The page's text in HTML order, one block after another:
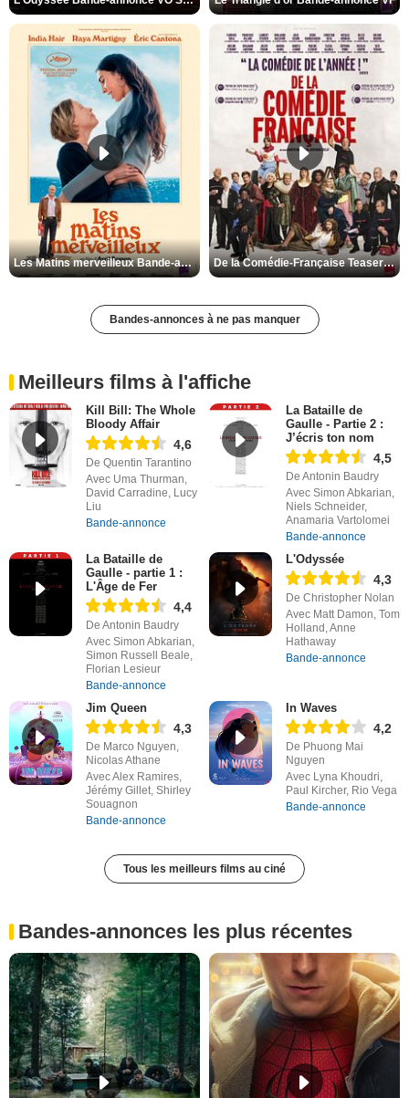
Les Matins merveilleux Bande-annonce VF De la Comédie-Française Teaser VF
Bandes-annonces à ne pas manquer
Meilleurs films à l'affiche
Kill Bill: The Whole
Bloody Affair
4,6
De Quentin Tarantino
Avec Uma Thurman,
David Carradine, Lucy
Liu
Bande-annonce
La Bataille de
Gaulle - Partie 2 :
J’écris ton nom
4,5
De Antonin Baudry
Avec Simon Abkarian,
Niels Schneider,
Anamaria Vartolomei
Bande-annonce
La Bataille de
Gaulle - partie 1 :
L'Âge de Fer
4,4
De Antonin Baudry
Avec Simon Abkarian,
Simon Russell Beale,
Florian Lesieur
Bande-annonce
L'Odyssée
4,3
De Christopher Nolan
Avec Matt Damon, Tom
Holland, Anne
Hathaway
Bande-annonce
Jim Queen
4,3
De Marco Nguyen,
Nicolas Athane
Avec Alex Ramires,
Jérémy Gillet, Shirley
Souagnon
Bande-annonce
In Waves
4,2
De Phuong Mai
Nguyen
Avec Lyna Khoudri,
Paul Kircher, Rio Vega
Bande-annonce
Tous les meilleurs films au ciné
Bandes-annonces les plus récentes